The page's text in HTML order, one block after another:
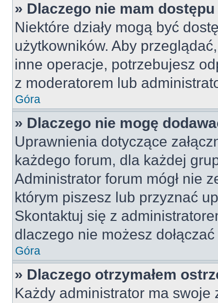
» Dlaczego nie mam dostępu
Niektóre działy mogą być
użytkowników. Aby
inne operacje, potrzebujesz
z moderatorem lub
Góra
» Dlaczego nie mogę
Uprawnienia dotyczące
każdego forum, dla każdej
Administrator forum mógł nie
którym piszesz lub przyznać
Skontaktuj się z
dlaczego nie możesz
Góra
» Dlaczego otrzymałem
Każdy administrator ma swoje